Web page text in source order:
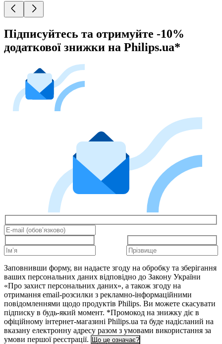
Підписуйтесь та отримуйте -10%
додаткової знижки на Philips.ua*
Заповнивши форму, ви надаєте згоду на обробку та зберігання
ваших персональних даних відповідно до Закону України
«Про захист персональних даних», а також згоду на
отримання email-розсилки з рекламно-інформаційними
повідомленнями щодо продуктів Philips. Ви можете скасувати
підписку в будь-який момент. *Промокод на знижку діє в
офіційному інтернет-магазині Philips.ua та буде надісланий на
вказану електронну адресу разом з умовами використання за
умови першої реєстрації. Що це означає?